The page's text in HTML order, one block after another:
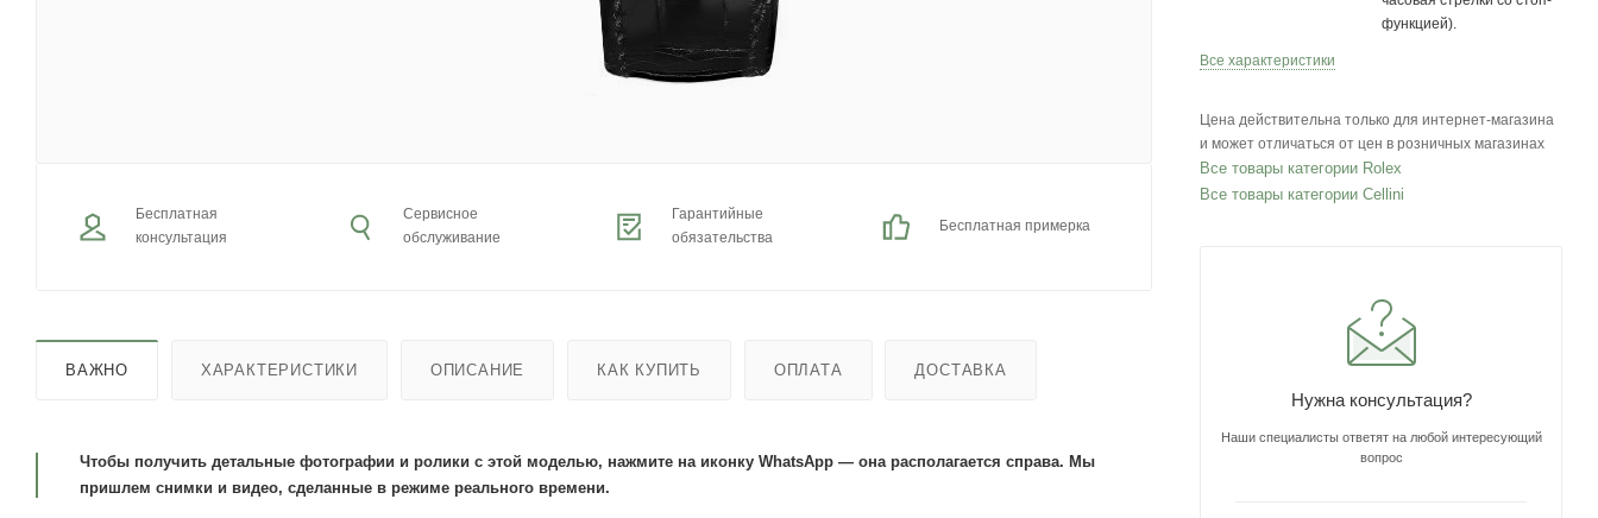
Бесплатная
консультация
Сервисное
обслуживание
Гарантийные
обязательства
Бесплатная примерка
ВАЖНО ХАРАКТЕРИСТИКИ ОПИСАНИЕ КАК КУПИТЬ ОПЛАТА ДОСТАВКА
Чтобы получить детальные фотографии и ролики с этой моделью, нажмите на иконку WhatsApp — она располагается справа. Мы
пришлем снимки и видео, сделанные в режиме реального времени.
функцией).
Все характеристики
Цена действительна только для интернет-магазина
и может отличаться от цен в розничных магазинах
Все товары категории Rolex
Все товары категории Cellini
Нужна консультация?
Наши специалисты ответят на любой интересующий
вопрос